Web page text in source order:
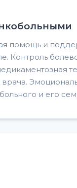
помощь и
Контроль
и его